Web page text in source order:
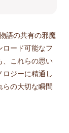
語の共有の邪魔
ロード可能なフ
、これらの思い
ジーに精通し
らの大切な瞬間